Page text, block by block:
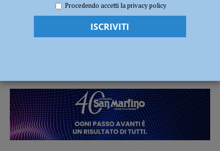
pubblico, possibili disagi anche a Piacenza
Sciopero del trasporto pubblico, possibili
Procedendo accetti la privacy policy